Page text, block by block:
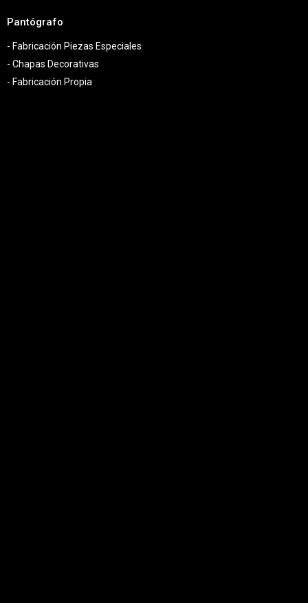
Pantógrafo
- Fabricación Piezas Especiales
- Chapas Decorativas
- Fabricación Propia